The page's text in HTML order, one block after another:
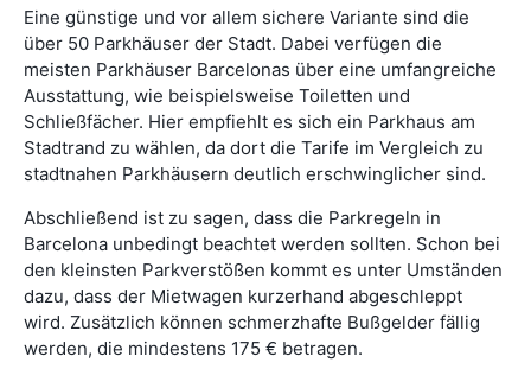
Eine günstige und vor allem sichere Variante sind die
über 50 Parkhäuser der Stadt. Dabei verfügen die
meisten Parkhäuser Barcelonas über eine umfangreiche
Ausstattung, wie beispielsweise Toiletten und
Schließfächer. Hier empfiehlt es sich ein Parkhaus am
Stadtrand zu wählen, da dort die Tarife im Vergleich zu
stadtnahen Parkhäusern deutlich erschwinglicher sind.
Abschließend ist zu sagen, dass die Parkregeln in
Barcelona unbedingt beachtet werden sollten. Schon bei
den kleinsten Parkverstößen kommt es unter Umständen
dazu, dass der Mietwagen kurzerhand abgeschleppt
wird. Zusätzlich können schmerzhafte Bußgelder fällig
werden, die mindestens 175 € betragen.